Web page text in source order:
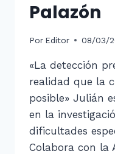
Palazón
Por Editor 08/03/
«La detección
realidad que la
posible» Julián
en la
dificultades
Colabora con la